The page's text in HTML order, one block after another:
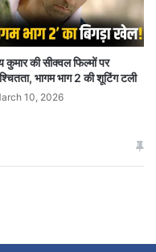
कुमार की सीक्वल फिल्मों पर
भागम भाग 2 की शूटिंग टली
10, 2026
में धक्का… आरोपियों ने